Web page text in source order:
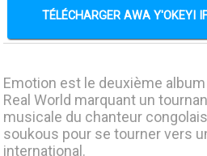
TÉLÉCHARGER AWA Y'OKEYI
Emotion est le deuxième
Real World marquant un
musicale du chanteur
soukous pour se tourner vers
international.